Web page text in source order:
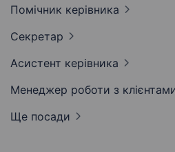
Помічник керівника
Секретар
Асистент керівника
Менеджер роботи з
Ще посади